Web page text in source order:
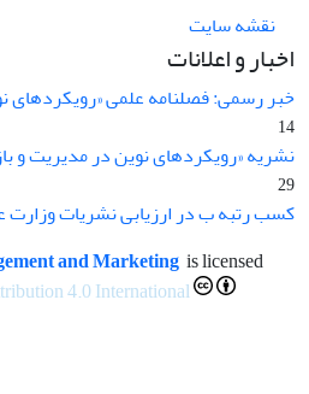
نقشه سایت
اخبار و اعلانات
خبر رسمی: فصلنامه علمی «رویکردهای
14
نشریه «رویکردهای نوین در مدیریت و
29
کسب رتبه ب در ارزیابی نشریات وزارت
and Marketing is licensed
4.0 International